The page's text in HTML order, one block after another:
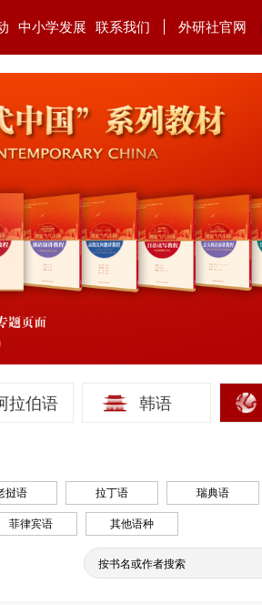
中小学发展 联系我们 外研社官网
拉伯语 韩语
挝语 拉丁语 瑞典语
菲律宾语 其他语种